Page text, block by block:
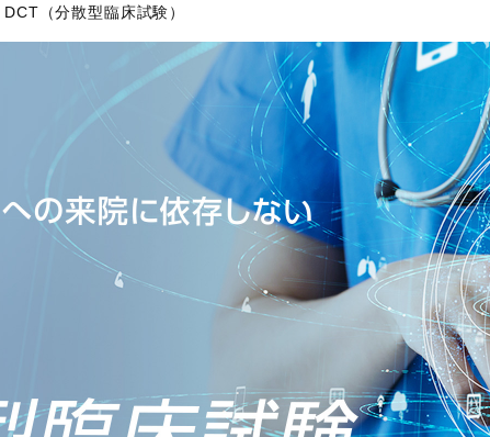
DCT （分散型臨床試験）​